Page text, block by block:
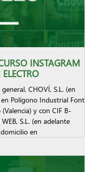
INSTAGRAM
CHOVÍ, S.L. (en
Polígono Industrial Font
y con CIF B-
S.L. (en adelante
en